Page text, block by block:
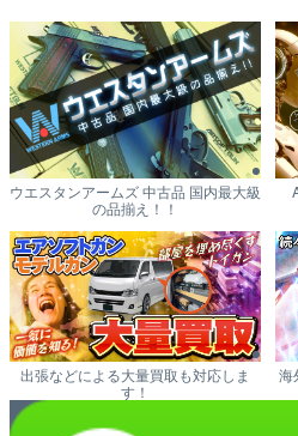
ウエスタンアームズ 中古品 国内最大級
の品揃え！！
出張などによる大量買取も対応しま
す！
海